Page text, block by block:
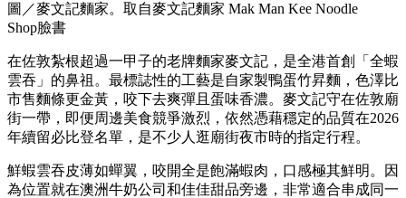
圖／麥文記麵家。取自麥文記麵家 Mak Man Kee Noodle
Shop 臉書
在佐敦紮根超過一甲子的老牌麵家麥文記，是全港首創「全蝦
雲吞」的鼻祖。最標誌性的工藝是自家製鴨蛋竹昇麵，色澤比
市售麵條更金黃，咬下去爽彈且蛋味香濃。麥文記守在佐敦廟
街一帶，即便周邊美食競爭激烈，依然憑藉穩定的品質在2026
年續留必比登名單，是不少人逛廟街夜市時的指定行程。
鮮蝦雲吞皮薄如蟬翼，咬開全是飽滿蝦肉，口感極其鮮明。因
為位置就在澳洲牛奶公司和佳佳甜品旁邊，非常適合串成同一